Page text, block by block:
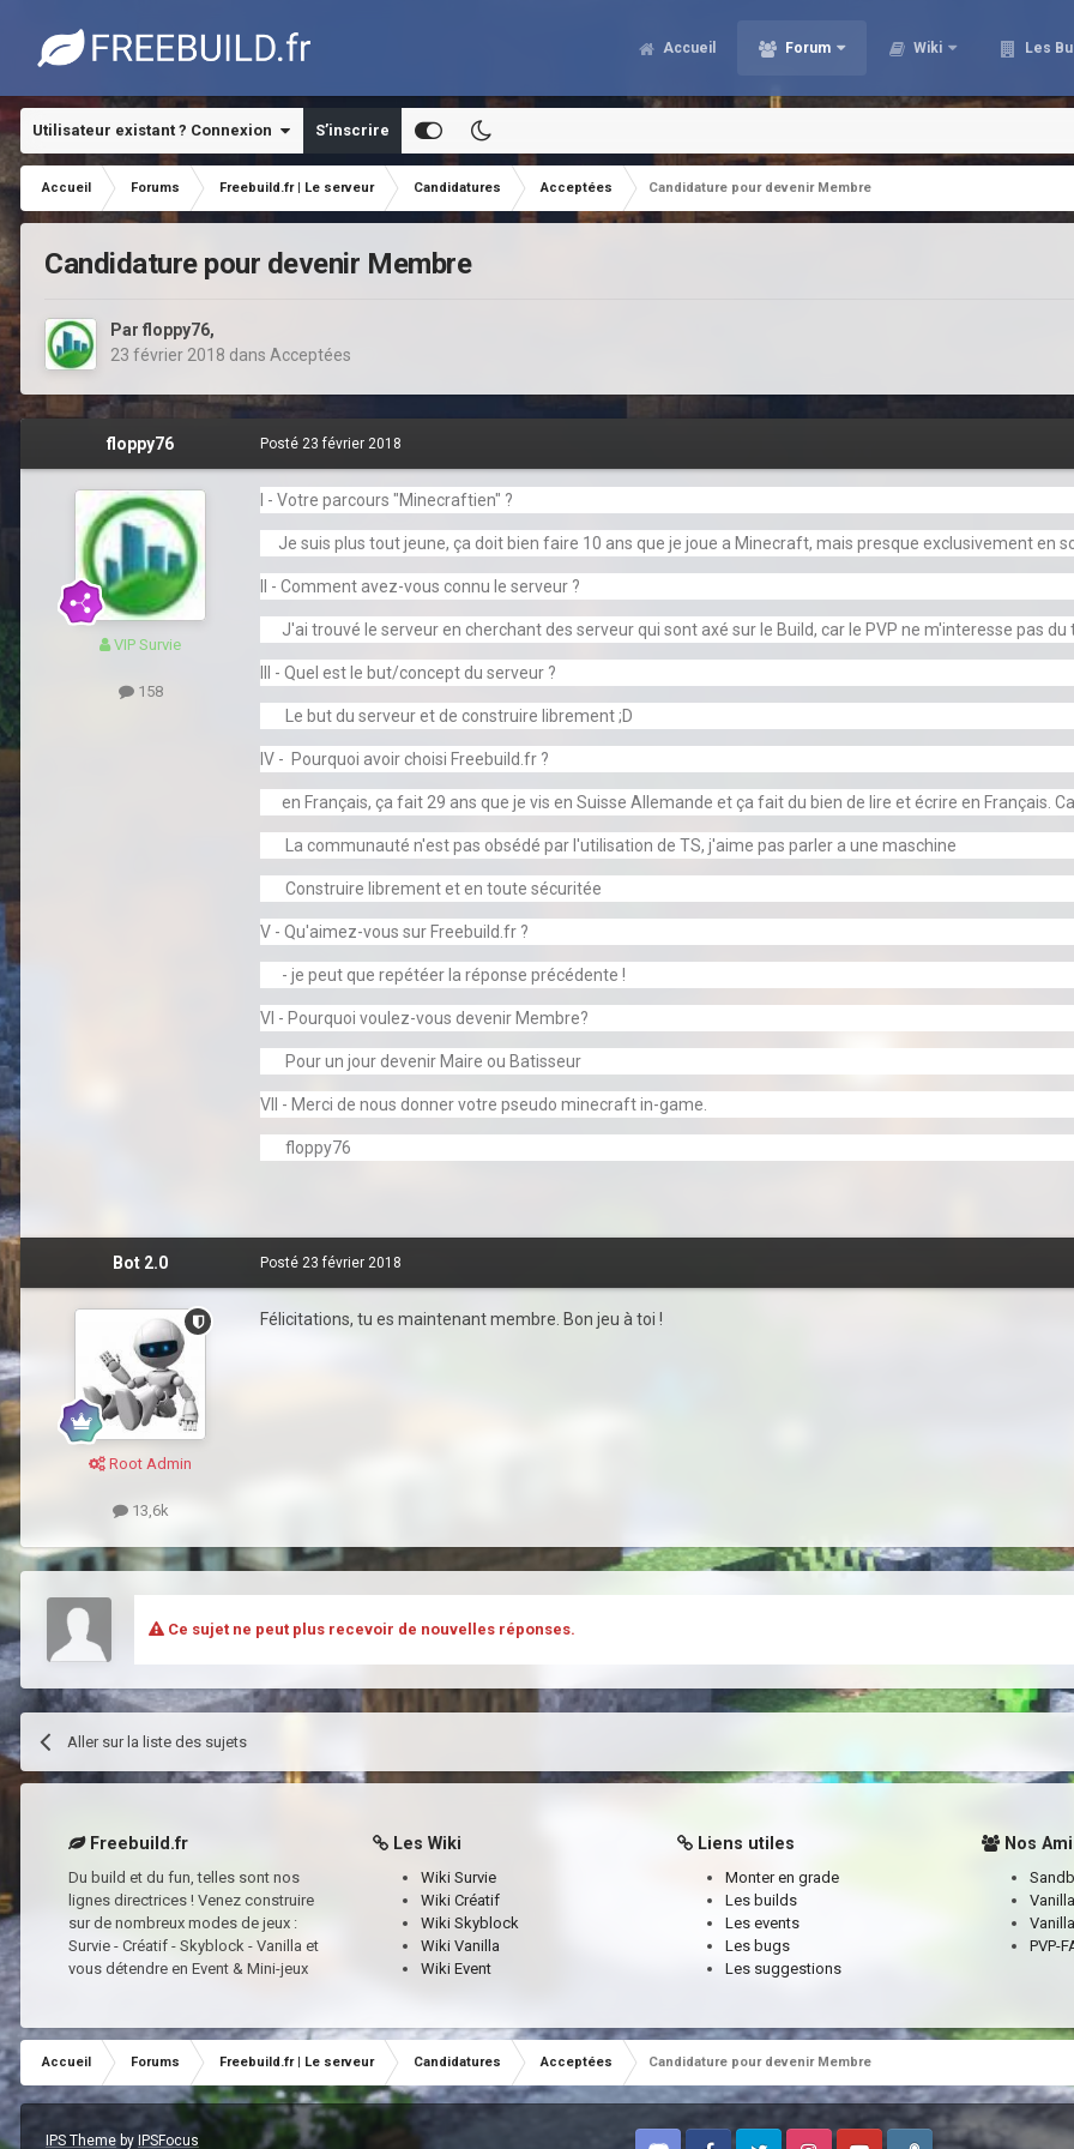
Accueil Forum Wiki Les
Utilisateur existant ? Connexion S’inscrire
Accueil Forums Freebuild.fr | Le serveur Candidatures Acceptées Candidature pour devenir Membre
Candidature pour devenir Membre
Par floppy76,
23 février 2018 dans Acceptées
floppy76
VIP Survie
158
Posté 23 février 2018
I - Votre parcours "Minecraftien" ?
Je suis plus tout jeune, ça doit bien faire 10 ans que je joue a Minecraft, mais presque exclusivement en
II - Comment avez-vous connu le serveur ?
J'ai trouvé le serveur en cherchant des serveur qui sont axé sur le Build, car le PVP ne m'interesse pas du
III - Quel est le but/concept du serveur ?
Le but du serveur et de construire librement ;D
IV - Pourquoi avoir choisi Freebuild.fr ?
en Français, ça fait 29 ans que je vis en Suisse Allemande et ça fait du bien de lire et écrire en Français.
La communauté n'est pas obsédé par l'utilisation de TS, j'aime pas parler a une maschine
Construire librement et en toute sécuritée
V - Qu'aimez-vous sur Freebuild.fr ?
- je peut que repétéer la réponse précédente !
VI - Pourquoi voulez-vous devenir Membre?
Pour un jour devenir Maire ou Batisseur
VII - Merci de nous donner votre pseudo minecraft in-game.
floppy76
Bot 2.0
Root Admin
13,6k
Posté 23 février 2018
Félicitations, tu es maintenant membre. Bon jeu à toi !
Ce sujet ne peut plus recevoir de nouvelles réponses.
Aller sur la liste des sujets
Freebuild.fr
Du build et du fun, telles sont nos
lignes directrices ! Venez construire
sur de nombreux modes de jeux :
Survie - Créatif - Skyblock - Vanilla et
vous détendre en Event & Mini-jeux
Les Wiki
Wiki Survie
Wiki Créatif
Wiki Skyblock
Wiki Vanilla
Wiki Event
Liens utiles
Monter en grade
Les builds
Les events
Les bugs
Les suggestions
Nos
PVP-
Accueil Forums Freebuild.fr | Le serveur Candidatures Acceptées Candidature pour devenir Membre
IPS Theme by IPSFocus